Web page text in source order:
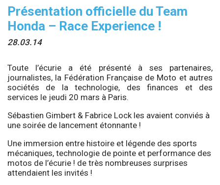
Présentation officielle du Team
Honda – Race Experience !
28.03.14
Toute l’écurie a été présenté à ses partenaires,
journalistes, la Fédération Française de Moto et autres
sociétés de la technologie, des finances et des
services le jeudi 20 mars à Paris.
Sébastien Gimbert & Fabrice Lock les avaient conviés à
une soirée de lancement étonnante !
Une immersion entre histoire et légende des sports
mécaniques, technologie de pointe et performance des
motos de l’écurie ! de très nombreuses surprises
attendaient les invités !